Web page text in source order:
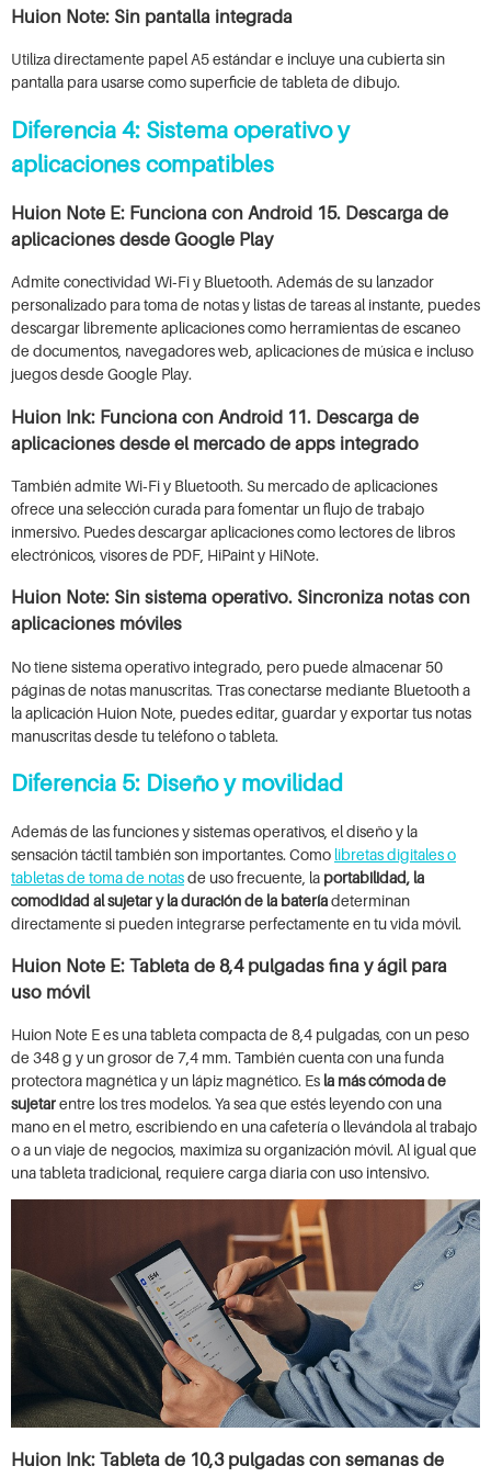
Huion Note: Sin pantalla integrada
Utiliza directamente papel A5 estándar e incluye una cubierta sin
pantalla para usarse como superficie de tableta de dibujo.
Diferencia 4: Sistema operativo y
aplicaciones compatibles
Huion Note E: Funciona con Android 15. Descarga de
aplicaciones desde Google Play
Admite conectividad Wi‑Fi y Bluetooth. Además de su lanzador
personalizado para toma de notas y listas de tareas al instante, puedes
descargar libremente aplicaciones como herramientas de escaneo
de documentos, navegadores web, aplicaciones de música e incluso
juegos desde Google Play.
Huion Ink: Funciona con Android 11. Descarga de
aplicaciones desde el mercado de apps integrado
También admite Wi‑Fi y Bluetooth. Su mercado de aplicaciones
ofrece una selección curada para fomentar un flujo de trabajo
inmersivo. Puedes descargar aplicaciones como lectores de libros
electrónicos, visores de PDF, HiPaint y HiNote.
Huion Note: Sin sistema operativo. Sincroniza notas con
aplicaciones móviles
No tiene sistema operativo integrado, pero puede almacenar 50
páginas de notas manuscritas. Tras conectarse mediante Bluetooth a
la aplicación Huion Note, puedes editar, guardar y exportar tus notas
manuscritas desde tu teléfono o tableta.
Diferencia 5: Diseño y movilidad
Además de las funciones y sistemas operativos, el diseño y la
sensación táctil también son importantes. Como libretas digitales o
tabletas de toma de notasde uso frecuente, la portabilidad, la
comodidad al sujetar y la duración de la bateríadeterminan
directamente si pueden integrarse perfectamente en tu vida móvil.
Huion Note E: Tableta de 8,4 pulgadas fina y ágil para
uso móvil
Huion Note E es una tableta compacta de 8,4 pulgadas, con un peso
de 348 g y un grosor de 7,4 mm. También cuenta con una funda
protectora magnética y un lápiz magnético. Es la más cómoda de
sujetarentre los tres modelos. Ya sea que estés leyendo con una
mano en el metro, escribiendo en una cafetería o llevándola al trabajo
o a un viaje de negocios, maximiza su organización móvil. Al igual que
una tableta tradicional, requiere carga diaria con uso intensivo.
Huion Ink: Tableta de 10,3 pulgadas con semanas de